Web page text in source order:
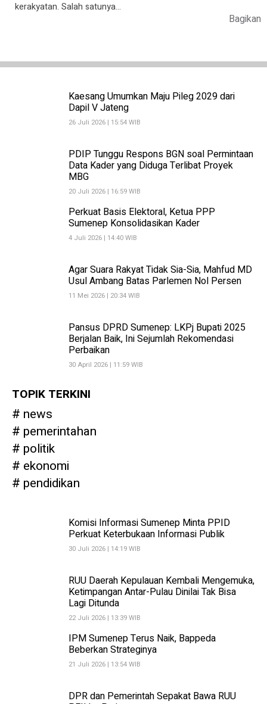
Kaesang Umumkan Maju Pileg 2029 dari
Dapil V Jateng
26 Juli 2026 | 15:54 WIB
PDIP Tunggu Respons BGN soal Permintaan
Data Kader yang Diduga Terlibat Proyek
MBG
20 Juli 2026 | 16:59 WIB
Perkuat Basis Elektoral, Ketua PPP
Sumenep Konsolidasikan Kader
4 Juli 2026 | 14:40 WIB
Agar Suara Rakyat Tidak Sia-Sia, Mahfud MD
Usul Ambang Batas Parlemen Nol Persen
11 Mei 2026 | 20:34 WIB
Pansus DPRD Sumenep: LKPj Bupati 2025
Berjalan Baik, Ini Sejumlah Rekomendasi
Perbaikan
30 April 2026 | 11:59 WIB
TOPIK TERKINI
news
pemerintahan
politik
ekonomi
pendidikan
kerakyatan. Salah satunya…
Bagikan
Komisi Informasi Sumenep Minta PPID
Perkuat Keterbukaan Informasi Publik
30 Juli 2026 | 14:19 WIB
RUU Daerah Kepulauan Kembali Mengemuka,
Ketimpangan Antar-Pulau Dinilai Tak Bisa
Lagi Ditunda
22 Juli 2026 | 13:39 WIB
IPM Sumenep Terus Naik, Bappeda
Beberkan Strateginya
21 Juli 2026 | 13:54 WIB
DPR dan Pemerintah Sepakat Bawa RUU